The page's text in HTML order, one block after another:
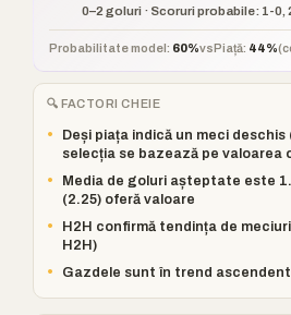
0–2 goluri · Scoruri probabile: 1-0,
Probabilitate model: 60%vsPiață: 44%
🔍 FACTORI CHEIE
•
Deși piața indică un meci deschis
selecția se bazează pe valoarea
•
Media de goluri așteptate este
(2.25) oferă valoare
•
H2H confirmă tendința de
H2H)
•
Gazdele sunt în trend